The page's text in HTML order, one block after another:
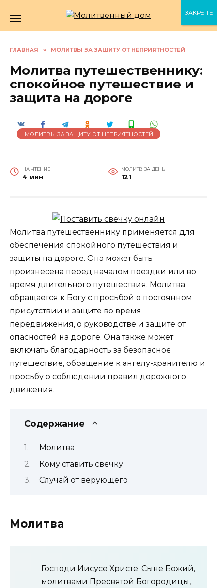
содержанию
ГЛАВНАЯ » МОЛИТВЫ ЗА ЗАЩИТУ ОТ НЕПРИЯТНОСТЕЙ
Молитва путешественнику:
спокойное путешествие и
защита на дороге
МОЛИТВЫ ЗА ЗАЩИТУ ОТ НЕПРИЯТНОСТЕЙ
НА ЧТЕНИЕ
4 мин
МОЛИТВ ЗА ДЕНЬ
121
Молитва путешественнику применяется для
обеспечения спокойного путешествия и
защиты на дороге. Она может быть
произнесена перед началом поездки или во
время длительного путешествия. Молитва
обращается к Богу с просьбой о постоянном
присутствии и защите во время
передвижения, о руководстве и защите от
опасностей на дороге. Она также может
включать благодарность за безопасное
путешествие, обращение к ангелу-хранителю и
просьбу о соблюдении правил дорожного
движения.
Содержание
Молитва
Кому ставить свечку
Случай от верующего
Молитва
Господи Иисусе Христе, Сыне Божий,
молитвами Пресвятой Богородицы,
ЗАКРЫТЬ